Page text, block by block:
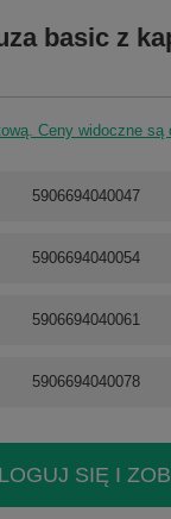
basic z
Ceny widoczne
5906694040047
5906694040054
5906694040061
5906694040078
SIĘ I